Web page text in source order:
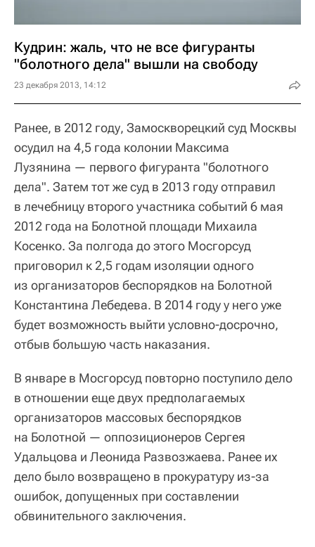
Кудрин: жаль, что не все фигуранты
"болотного дела" вышли на свободу
23 декабря 2013, 14:12
Ранее, в 2012 году, Замоскворецкий суд Москвы
осудил на 4,5 года колонии Максима
Лузянина — первого фигуранта "болотного
дела". Затем тот же суд в 2013 году отправил
в лечебницу второго участника событий 6 мая
2012 года на Болотной площади Михаила
Косенко. За полгода до этого Мосгорсуд
приговорил к 2,5 годам изоляции одного
из организаторов беспорядков на Болотной
Константина Лебедева. В 2014 году у него уже
будет возможность выйти условно-досрочно,
отбыв большую часть наказания.
В январе в Мосгорсуд повторно поступило дело
в отношении еще двух предполагаемых
организаторов массовых беспорядков
на Болотной — оппозиционеров Сергея
Удальцова и Леонида Развозжаева. Ранее их
дело было возвращено в прокуратуру из-за
ошибок, допущенных при составлении
обвинительного заключения.